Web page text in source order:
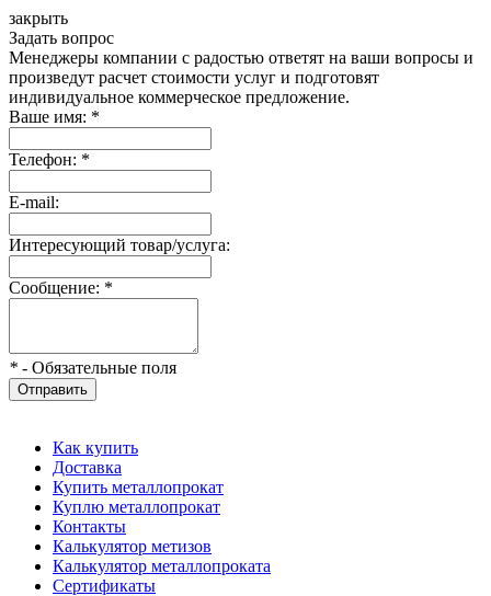
закрыть
Задать вопрос
Менеджеры компании с радостью ответят на ваши вопросы и
произведут расчет стоимости услуг и подготовят
индивидуальное коммерческое предложение.
Ваше имя: *
Телефон: *
E-mail:
Интересующий товар/услуга:
Сообщение: *
* - Обязательные поля
Отправить
Как купить
Доставка
Купить металлопрокат
Куплю металлопрокат
Контакты
Калькулятор метизов
Калькулятор металлопроката
Сертификаты